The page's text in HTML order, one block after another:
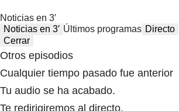
Noticias en 3′
Noticias en 3′ Últimos programas Directo
Cerrar
Otros episodios
Cualquier tiempo pasado fue anterior
Tu audio se ha acabado.
Te redirigiremos al directo.